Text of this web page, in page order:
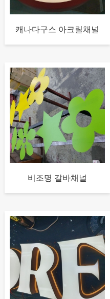
캐나다구스 아크릴채널
비조명 갈바채널